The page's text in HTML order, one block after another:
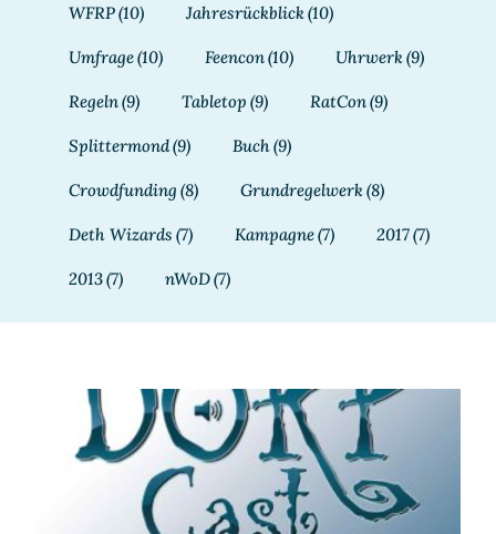
WFRP(10) Jahresrückblick(10)
Umfrage(10) Feencon(10) Uhrwerk(9)
Regeln(9) Tabletop (9) RatCon(9)
Splittermond(9) Buch(9)
Crowdfunding (8) Grundregelwerk(8)
Deth Wizards (7) Kampagne(7) 2017(7)
2013(7) nWoD(7)
DORPCast 175: Fanwerk und